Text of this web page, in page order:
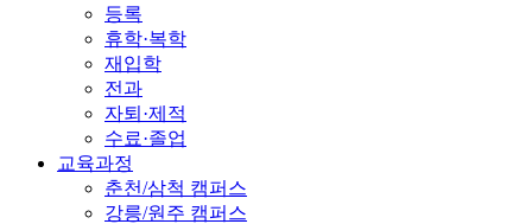
등록
휴학·복학
재입학
전과
자퇴·제적
수료·졸업
교육과정
춘천/삼척 캠퍼스
강릉/원주 캠퍼스